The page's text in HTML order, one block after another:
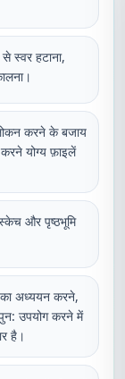
स्वर हटाना,
करने के बजाय
योग्य फ़ाइलें
और पृष्ठभूमि
अध्ययन करने,
उपयोग करने में
है।